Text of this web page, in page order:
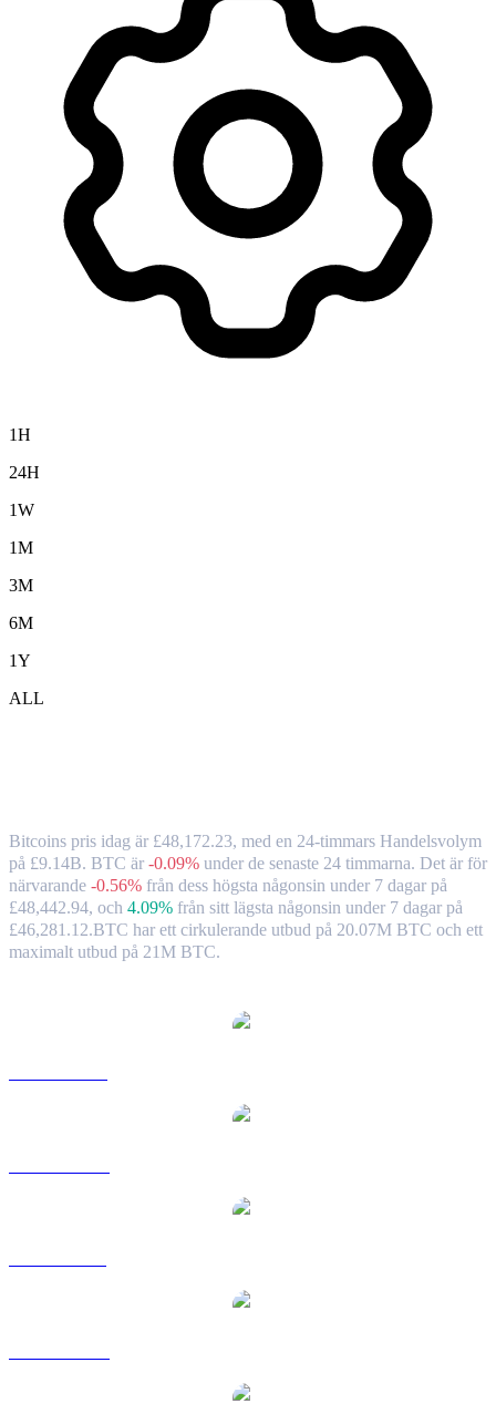
1H
24H
1W
1M
3M
6M
1Y
ALL
Bitcoins pris idag är £48,172.23, med en 24-timmars Handelsvolym
på £9.14B. BTC är -0.09% under de senaste 24 timmarna. Det är för
närvarande -0.56% från dess högsta någonsin under 7 dagar på
£48,442.94, och 4.09% från sitt lägsta någonsin under 7 dagar på
£46,281.12.BTC har ett cirkulerande utbud på 20.07M BTC och ett
maximalt utbud på 21M BTC.